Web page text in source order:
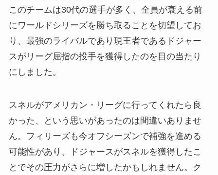
このチームは30代の選手が多く、全員が衰える前
にワールドシリーズを勝ち取ることを切望してお
り、最強のライバルであり現王者であるドジャー
スがリーグ屈指の投手を獲得したのを目の当たり
にしました。
スネルがアメリカン・リーグに行ってくれたら良
かった、という思いがあったのは間違いありませ
ん。フィリーズも今オフシーズンで補強を進める
可能性があり、ドジャースがスネルを獲得したこ
とでその圧力がさらに増したかもしれません。ク